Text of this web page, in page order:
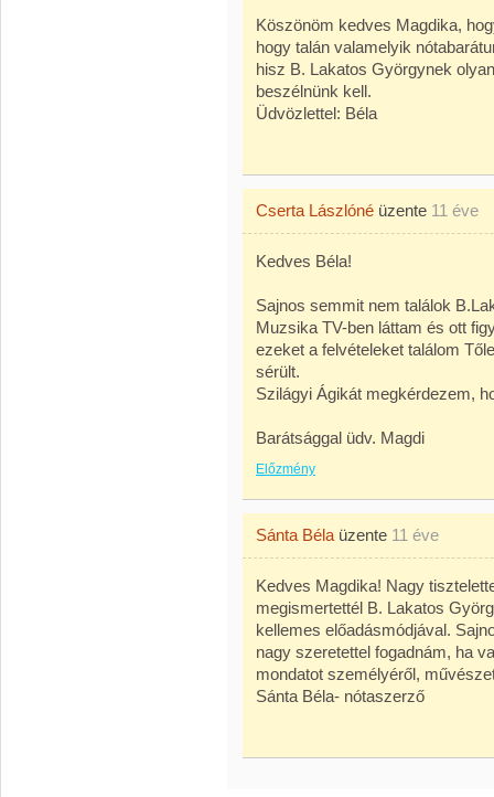
Köszönöm kedves Magdika,
hogy talán valamelyik
hisz B. Lakatos Györgynek
beszélnünk kell.
Üdvözlettel: Béla
Cserta Lászlóné üzente 11 éve
Kedves Béla!
Sajnos semmit nem találok
Muzsika TV-ben láttam és ott
ezeket a felvételeket találom
sérült.
Szilágyi Ágikát megkérdezem,
Barátsággal üdv. Magdi
Előzmény
Sánta Béla üzente 11 éve
Kedves Magdika! Nagy
megismertettél B. Lakatos
kellemes előadásmódjával.
nagy szeretettel fogadnám, ha
mondatot személyéről,
Sánta Béla- nótaszerző